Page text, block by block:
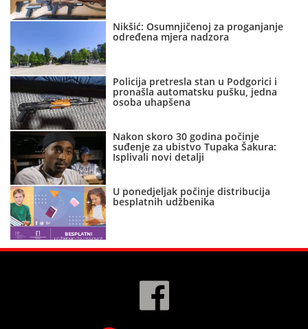
Nikšić: Osumnjičenoj za proganjanje
određena mjera nadzora
Policija pretresla stan u Podgorici i
pronašla automatsku pušku, jedna
osoba uhapšena
Nakon skoro 30 godina počinje
suđenje za ubistvo Tupaka Šakura:
Isplivali novi detalji
U ponedjeljak počinje distribucija
besplatnih udžbenika